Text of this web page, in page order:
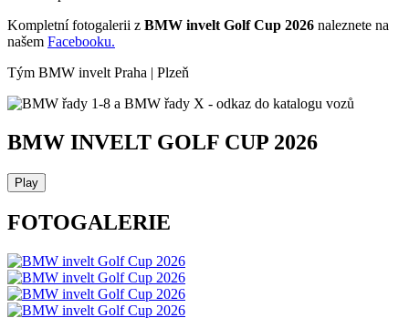
Kompletní fotogalerii z BMW invelt Golf Cup 2026 naleznete na
našem Facebooku.
Tým BMW invelt Praha | Plzeň
BMW INVELT GOLF CUP 2026
Play
FOTOGALERIE